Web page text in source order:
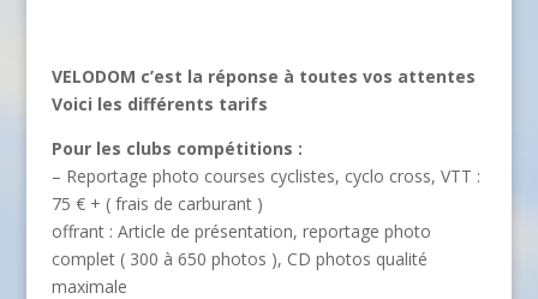
VELODOM c’est la réponse à toutes vos attentes
Voici les différents tarifs
Pour les clubs compétitions :
– Reportage photo courses cyclistes, cyclo cross, VTT :
75 €+ ( frais de carburant )
offrant : Article de présentation, reportage photo
complet ( 300 à 650 photos ), CD photos qualité
maximale